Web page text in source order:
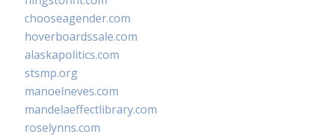
chooseagender.com
hoverboardssale.com
alaskapolitics.com
stsmp.org
manoelneves.com
mandelaeffectlibrary.com
roselynns.com